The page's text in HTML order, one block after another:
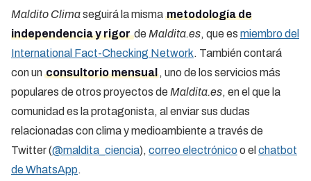
Maldito Climaseguirá la misma metodología de
independencia y rigorde Maldita.es, que es miembro del
International Fact-Checking Network. También contará
con un consultorio mensual , uno de los servicios más
populares de otros proyectos de Maldita.es, en el que la
comunidad es la protagonista, al enviar sus dudas
relacionadas con clima y medioambiente a través de
Twitter (@maldita_ciencia), correo electrónico o el chatbot
de WhatsApp.